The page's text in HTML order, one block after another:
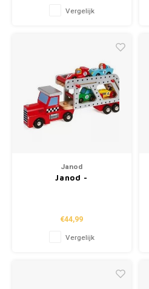
Vergelijk
Janod
Janod -
€44,99
Vergelijk